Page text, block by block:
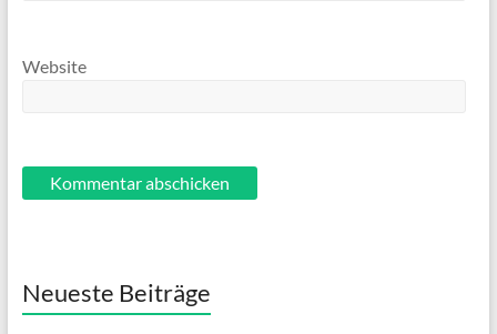
Website
Neueste Beiträge